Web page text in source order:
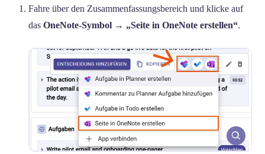
Fahre über den Zusammenfassungsbereich und klicke auf
das OneNote-Symbol → „Seite in OneNote erstellen“.